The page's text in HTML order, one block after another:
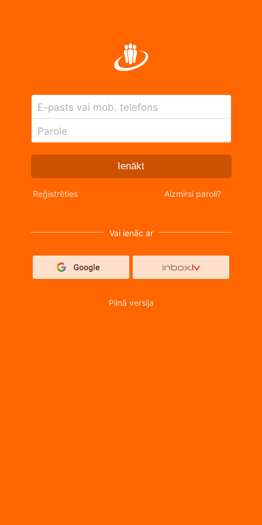
E-pasts vai mob. telefons
Parole
Ienākt
Reģistrēties Aizmirsi paroli?
Vai ienāc ar
Pilnā versija